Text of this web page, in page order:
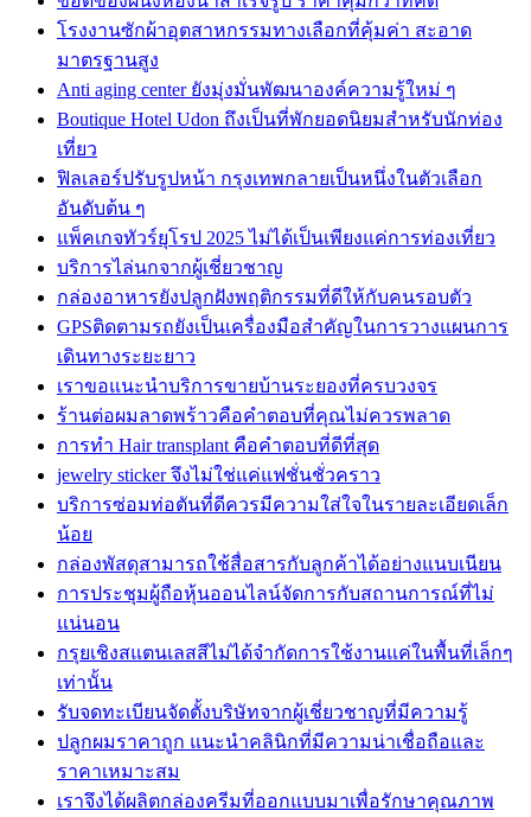
โรงงานซักผ้าอุตสาหกรรมทางเลือกที่คุ้มค่า สะอาด
มาตรฐานสูง
Anti aging center ยังมุ่งมั่นพัฒนาองค์ความรู้ใหม่ ๆ
Boutique Hotel Udon ถึงเป็นที่พักยอดนิยมสำหรับนักท่อง
เที่ยว
ฟิลเลอร์ปรับรูปหน้า กรุงเทพกลายเป็นหนึ่งในตัวเลือก
อันดับต้น ๆ
แพ็คเกจทัวร์ยุโรป 2025 ไม่ได้เป็นเพียงแค่การท่องเที่ยว
บริการไล่นกจากผู้เชี่ยวชาญ
กล่องอาหารยังปลูกฝังพฤติกรรมที่ดีให้กับคนรอบตัว
GPSติดตามรถยังเป็นเครื่องมือสำคัญในการวางแผนการ
เดินทางระยะยาว
เราขอแนะนำบริการขายบ้านระยองที่ครบวงจร
ร้านต่อผมลาดพร้าวคือคำตอบที่คุณไม่ควรพลาด
การทำ Hair transplant คือคำตอบที่ดีที่สุด
jewelry sticker จึงไม่ใช่แค่แฟชั่นชั่วคราว
บริการซ่อมท่อตันที่ดีควรมีความใส่ใจในรายละเอียดเล็ก
น้อย
กล่องพัสดุสามารถใช้สื่อสารกับลูกค้าได้อย่างแนบเนียน
การประชุมผู้ถือหุ้นออนไลน์จัดการกับสถานการณ์ที่ไม่
แน่นอน
กรุยเชิงสแตนเลสสีไม่ได้จำกัดการใช้งานแค่ในพื้นที่เล็กๆ
เท่านั้น
รับจดทะเบียนจัดตั้งบริษัทจากผู้เชี่ยวชาญที่มีความรู้
ปลูกผมราคาถูก แนะนำคลินิกที่มีความน่าเชื่อถือและ
ราคาเหมาะสม
เราจึงได้ผลิตกล่องครีมที่ออกแบบมาเพื่อรักษาคุณภาพ